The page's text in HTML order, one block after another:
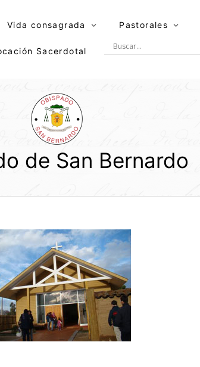
Vida consagrada Pastorales
Sacerdotal
de San Bernardo